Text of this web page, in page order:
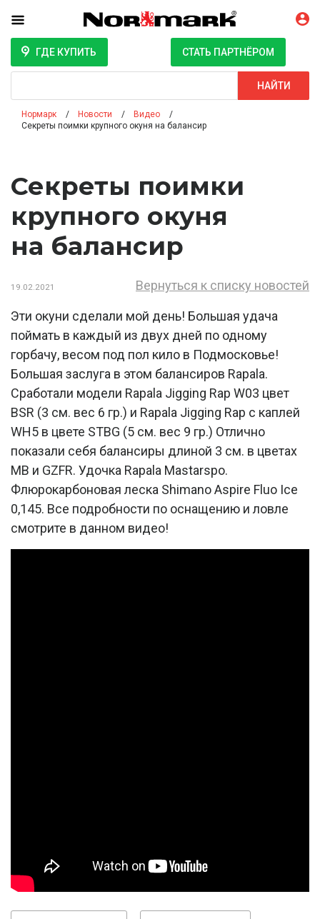
ГДЕ КУПИТЬ СТАТЬ ПАРТНЁРОМ
НАЙТИ
Нормарк Новости
Видео
Секреты поимки крупного окуня на балансир
Секреты поимки
крупного окуня
на балансир
19.02.2021 Вернуться к списку новостей
Эти окуни сделали мой день! Большая удача
поймать в каждый из двух дней по одному
горбачу, весом под пол кило в Подмосковье!
Большая заслуга в этом балансиров Rapala.
Сработали модели Rapala Jigging Rap W03 цвет
BSR (3 см. вес 6 гр.) и Rapala Jigging Rap с каплей
WH5 в цвете STBG (5 см. вес 9 гр.) Отлично
показали себя балансиры длиной 3 см. в цветах
MB и GZFR. Удочка Rapala Mastarspo.
Флюрокарбоновая леска Shimano Aspire Fluo Ice
0,145. Все подробности по оснащению и ловле
смотрите в данном видео!